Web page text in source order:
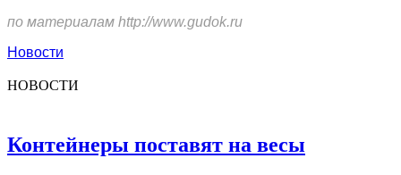
по материалам http://www.gudok.ru
Новости
НОВОСТИ
Контейнеры поставят на весы